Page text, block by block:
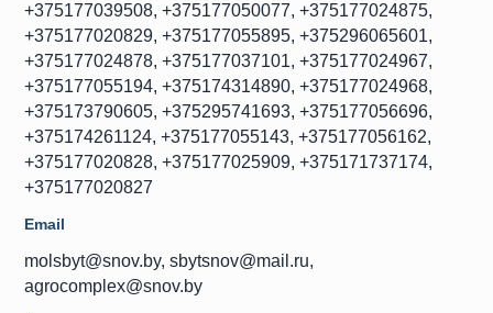
+375177039508, +375177050077, +375177024875,
+375177020829, +375177055895, +375296065601,
+375177024878, +375177037101, +375177024967,
+375177055194, +375174314890, +375177024968,
+375173790605, +375295741693, +375177056696,
+375174261124, +375177055143, +375177056162,
+375177020828, +375177025909, +375171737174,
+375177020827
Email
molsbyt@snov.by, sbytsnov@mail.ru,
agrocomplex@snov.by